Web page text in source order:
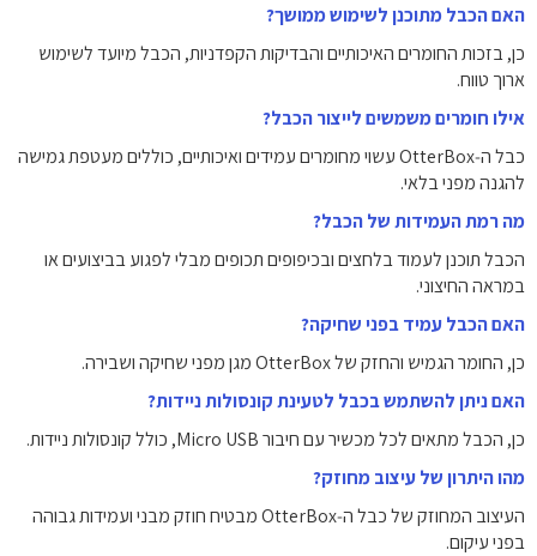
האם הכבל מתוכנן לשימוש ממושך?
כן, בזכות החומרים האיכותיים והבדיקות הקפדניות, הכבל מיועד לשימוש
ארוך טווח.
אילו חומרים משמשים לייצור הכבל?
כבל ה‑OtterBox עשוי מחומרים עמידים ואיכותיים, כוללים מעטפת גמישה
להגנה מפני בלאי.
מה רמת העמידות של הכבל?
הכבל תוכנן לעמוד בלחצים ובכיפופים תכופים מבלי לפגוע בביצועים או
במראה החיצוני.
האם הכבל עמיד בפני שחיקה?
כן, החומר הגמיש והחזק של OtterBox מגן מפני שחיקה ושבירה.
האם ניתן להשתמש בכבל לטעינת קונסולות ניידות?
כן, הכבל מתאים לכל מכשיר עם חיבור Micro USB, כולל קונסולות ניידות.
מהו היתרון של עיצוב מחוזק?
העיצוב המחוזק של כבל ה‑OtterBox מבטיח חוזק מבני ועמידות גבוהה
בפני עיקום.